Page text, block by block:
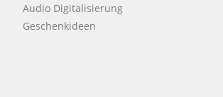
Audio Digitalisierung
Geschenkideen